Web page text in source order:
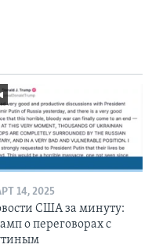
14, 2025
США за минуту:
о переговорах с